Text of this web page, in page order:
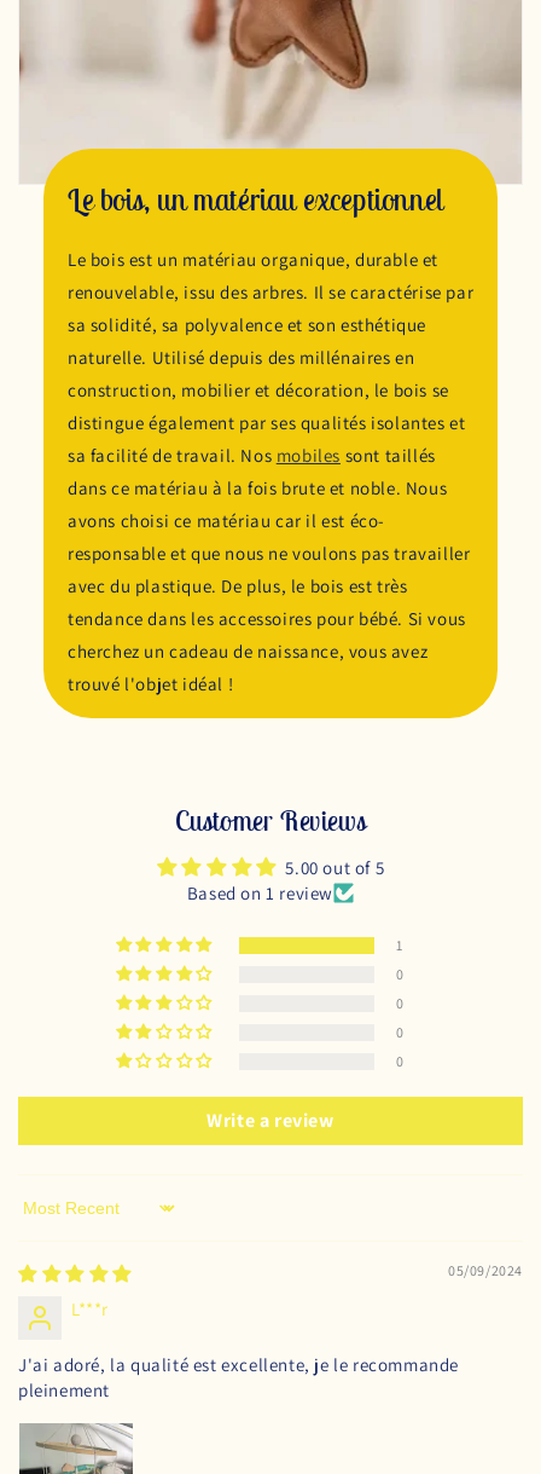
Le bois, un matériau exceptionnel
Le bois est un matériau organique, durable et
renouvelable, issu des arbres. Il se caractérise par
sa solidité, sa polyvalence et son esthétique
naturelle. Utilisé depuis des millénaires en
construction, mobilier et décoration, le bois se
distingue également par ses qualités isolantes et
sa facilité de travail. Nos mobiles sont taillés
dans ce matériau à la fois brute et noble. Nous
avons choisi ce matériau car il est éco-
responsable et que nous ne voulons pas travailler
avec du plastique. De plus, le bois est très
tendance dans les accessoires pour bébé. Si vous
cherchez un cadeau de naissance, vous avez
trouvé l'objet idéal !
Customer Reviews
5.00 out of 5
Based on 1 review
1
0
0
0
0
Write a review
Sort by
05/09/2024
L***r
J'ai adoré, la qualité est excellente, je le recommande
pleinement